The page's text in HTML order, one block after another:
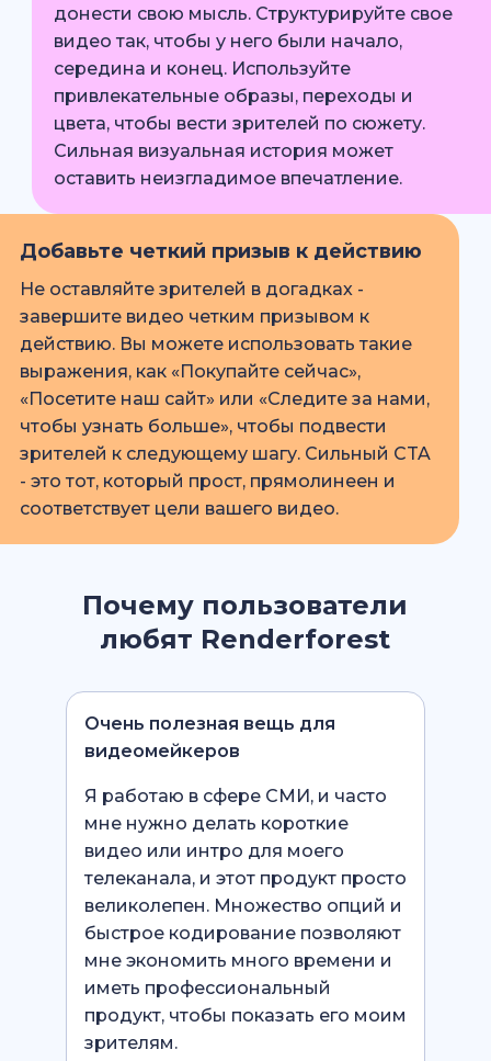
донести свою мысль. Структурируйте свое
видео так, чтобы у него были начало,
середина и конец. Используйте
привлекательные образы, переходы и
цвета, чтобы вести зрителей по сюжету.
Сильная визуальная история может
оставить неизгладимое впечатление.
Добавьте четкий призыв к действию
Не оставляйте зрителей в догадках -
завершите видео четким призывом к
действию. Вы можете использовать такие
выражения, как «Покупайте сейчас»,
«Посетите наш сайт» или «Следите за нами,
чтобы узнать больше», чтобы подвести
зрителей к следующему шагу. Сильный CTA
- это тот, который прост, прямолинеен и
соответствует цели вашего видео.
Почему пользователи
любят Renderforest
Очень полезная вещь для
видеомейкеров
Я работаю в сфере СМИ, и часто
мне нужно делать короткие
видео или интро для моего
телеканала, и этот продукт просто
великолепен. Множество опций и
быстрое кодирование позволяют
мне экономить много времени и
иметь профессиональный
продукт, чтобы показать его моим
зрителям.